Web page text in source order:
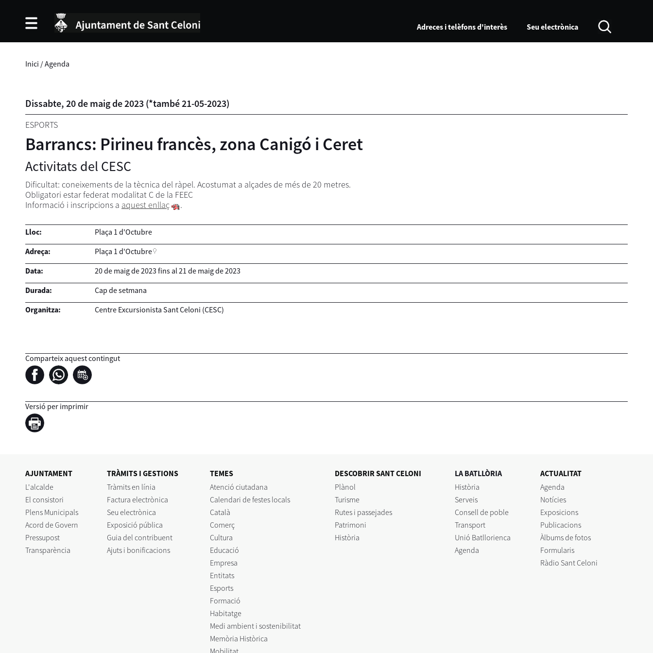
Adreces i telèfons d'interès Seu electrònica
Inici /Agenda
Dissabte, 20 de maig de2023 (*també 21-05-2023)
ESPORTS
Barrancs: Pirineu francès, zona Canigó i Ceret
Activitats del CESC
Dificultat: coneixements de la tècnica del ràpel. Acostumat a alçades de més de 20 metres.
Obligatori estar federat modalitat C de la FEEC
Informació i inscripcions a aquest enllaç .
Lloc:
Plaça 1 d'Octubre
Adreça:
Plaça 1 d'Octubre
Data:
20de maigde2023 fins al21 de maigde2023
Durada:
Cap de setmana
Organitza:
Centre Excursionista Sant Celoni (CESC)
Comparteix aquest contingut
Versió per imprimir
AJUNTAMENT
L'alcalde
El consistori
Plens Municipals
Acord de Govern
Pressupost
Transparència
TRÀMITS I GESTIONS
Tràmits en línia
Factura electrònica
Seu electrònica
Exposició pública
Guia del contribuent
Ajuts i bonificacions
TEMES
Atenció ciutadana
Calendari de festes locals
Català
Comerç
Cultura
Educació
Empresa
Entitats
Esports
Formació
Habitatge
Medi ambient i sostenibilitat
Memòria Històrica
Mobilitat
DESCOBRIR SANT CELONI
Plànol
Turisme
Rutes i passejades
Patrimoni
Història
LA BATLLÒRIA
Història
Serveis
Consell de poble
Transport
Unió Batllorienca
Agenda
ACTUALITAT
Agenda
Notícies
Exposicions
Publicacions
Àlbums de fotos
Formularis
Ràdio Sant Celoni